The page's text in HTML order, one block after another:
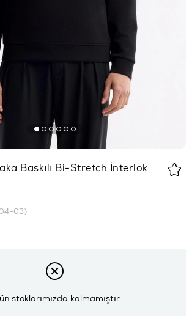
Baskılı Bi-Stretch İnterlok
03)
stoklarımızda kalmamıştır.